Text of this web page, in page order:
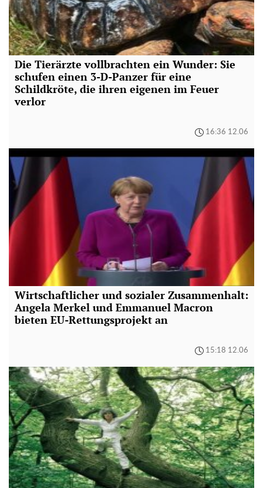
Die Tierärzte vollbrachten ein Wunder: Sie
schufen einen 3-D-Panzer für eine
Schildkröte, die ihren eigenen im Feuer
verlor
16:36 12.06
Wirtschaftlicher und sozialer Zusammenhalt:
Angela Merkel und Emmanuel Macron
bieten EU-Rettungsprojekt an
15:18 12.06